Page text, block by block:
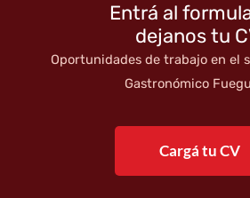
Entrá al
dejanos tu
Oportunidades de trabajo en el
Gastronómico
Cargá tu CV